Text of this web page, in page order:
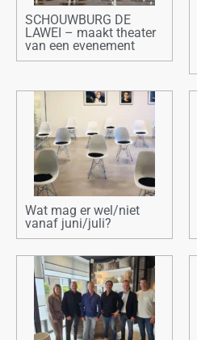
SCHOUWBURG DE
LAWEI – maakt theater
van een evenement
Wat mag er wel/niet
vanaf juni/juli?